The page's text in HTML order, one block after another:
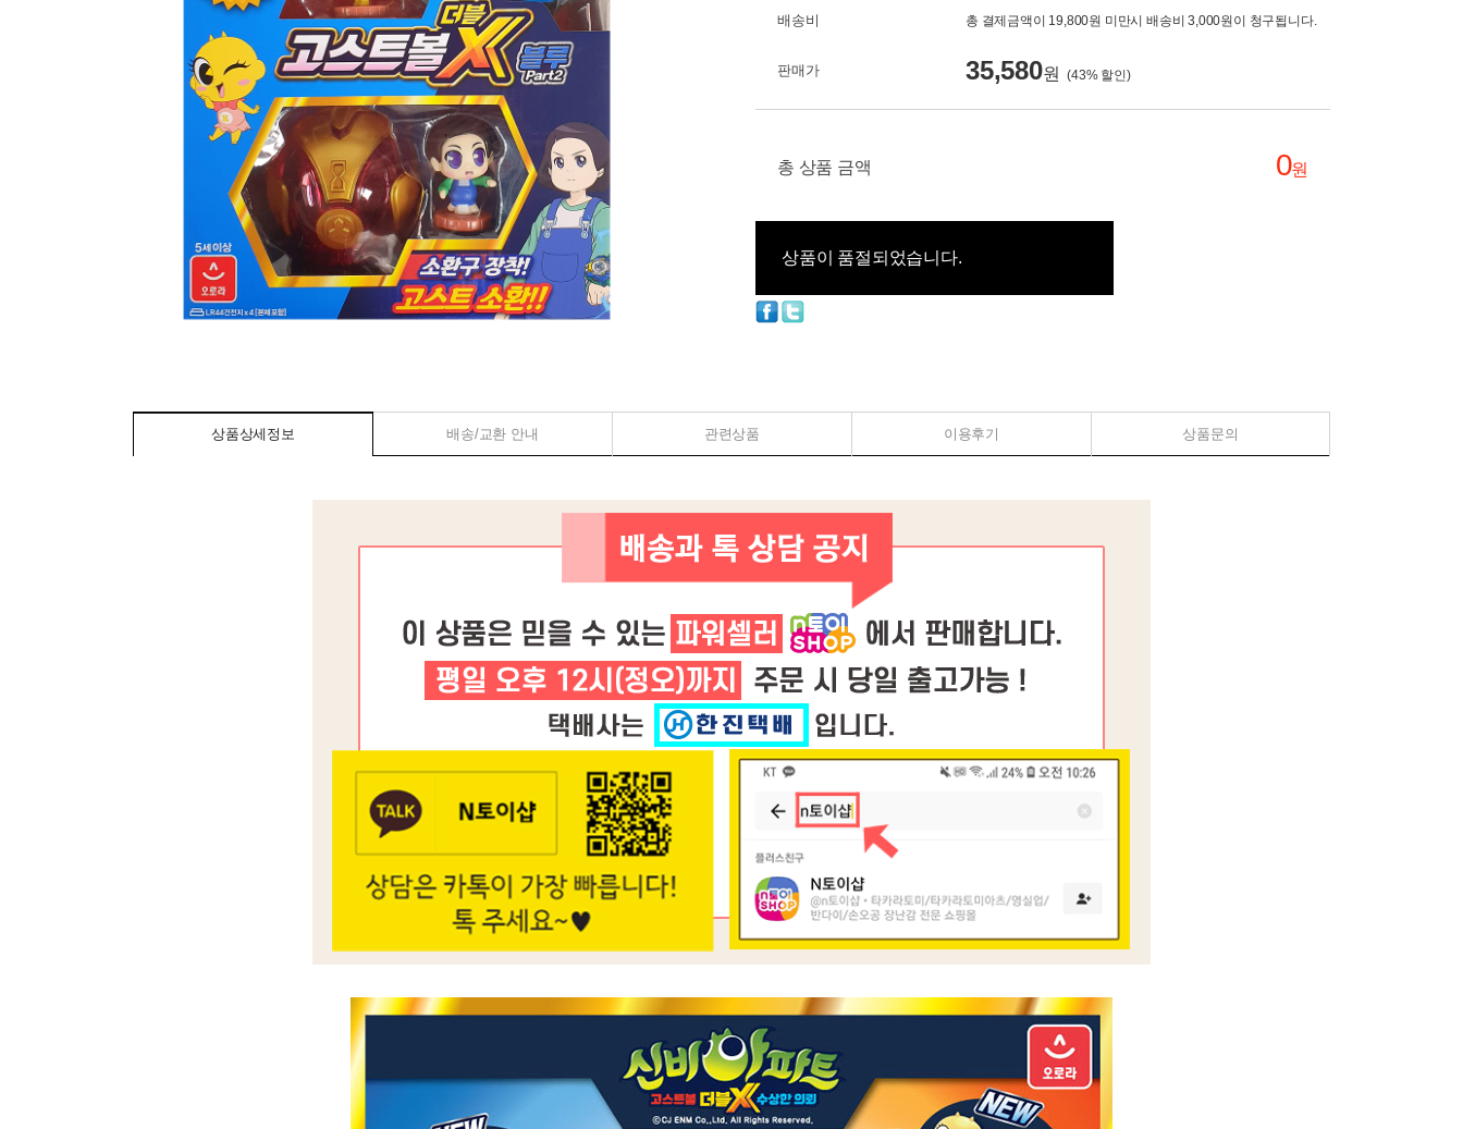
배송비 총 결제금액이 19,800원 미만시 배송비 3,000원이 청구됩니다.
판매가 35,580원 (43% 할인)
총 상품 금액 0원
상품이 품절되었습니다.
상품상세정보 배송/교환 안내 관련상품 이용후기 상품문의